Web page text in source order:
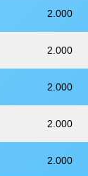
2.000
2.000
2.000
2.000
2.000